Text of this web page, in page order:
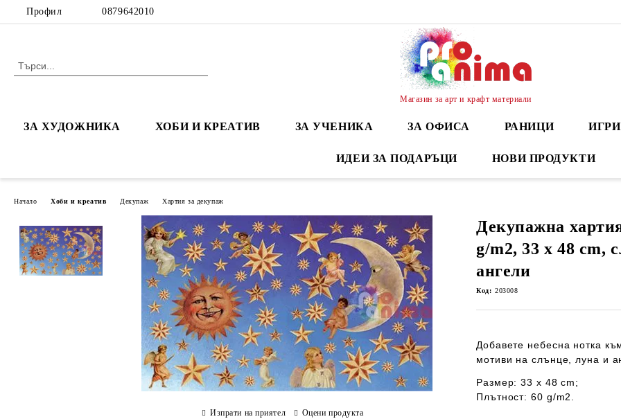
Профил 0879642010
Магазин за арт и крафт материали
ЗА ХУДОЖНИКА ХОБИ И КРЕАТИВ ЗА УЧЕНИКА ЗА ОФИСА РАНИЦИ
ИДЕИ ЗА ПОДАРЪЦИ НОВИ ПРОДУКТИ
Начало Хоби и креатив Декупаж Хартия за декупаж
Декупажна
g/m2, 33 x 48 cm,
ангели
Код: 203008
Добавете небесна нотка
мотиви наслънце, луна и
Размер: 33 x 48 cm;
Плътност: 60 g/m2.
Изпрати на приятел Оцени продукта